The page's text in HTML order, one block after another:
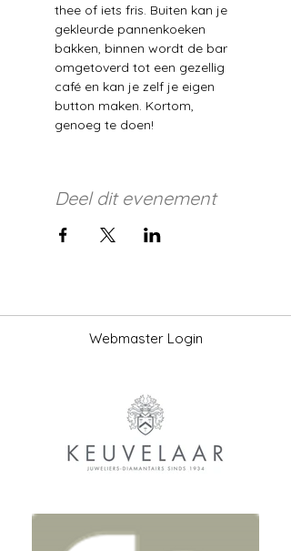
thee of iets fris. Buiten kan je
gekleurde pannenkoeken
bakken, binnen wordt de bar
omgetoverd tot een gezellig
café en kan je zelf je eigen
button maken. Kortom,
genoeg te doen!
Deel dit evenement
Webmaster Login